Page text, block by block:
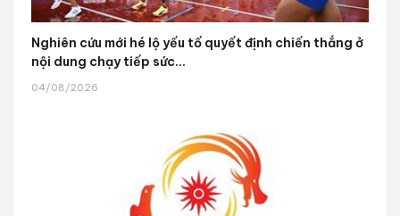
Nghiên cứu mới hé lộ yếu tố quyết định chiến thắng ở
nội dung chạy tiếp sức...
04/08/2026